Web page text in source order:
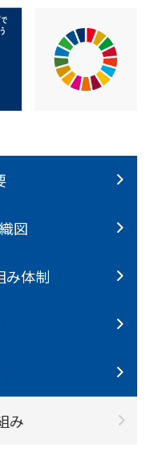
図
み体制
み